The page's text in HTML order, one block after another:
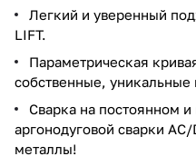
Легкий и уверенный
LIFT.
Параметрическая
собственные, уникальные
Сварка на постоянном
аргонодуговой сварки
металлы!